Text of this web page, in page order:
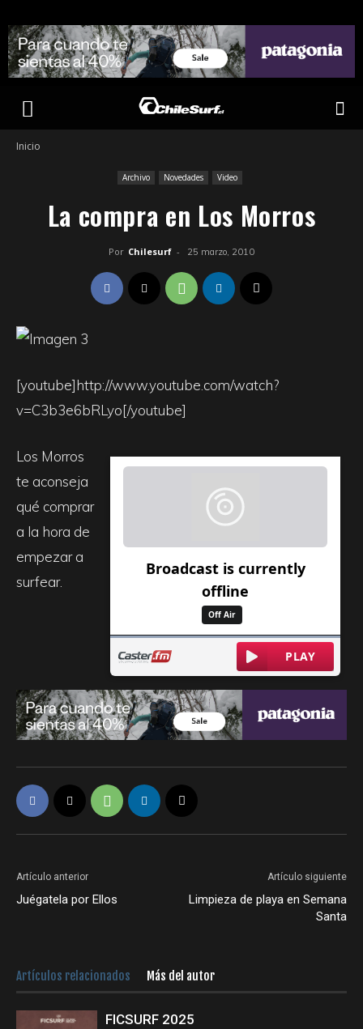
Inicio
Archivo Novedades Video
La compra en Los Morros
Por Chilesurf - 25 marzo, 2010
[youtube]http://www.youtube.com/watch?
v=C3b3e6bRLyo[/youtube]
Los Morros
te aconseja
qué comprar
a la hora de
empezar a
surfear.
Artículo anterior
Juégatela por Ellos
Artículo siguiente
Limpieza de playa en Semana
Santa
Artículos relacionados Más del autor
FICSURF 2025